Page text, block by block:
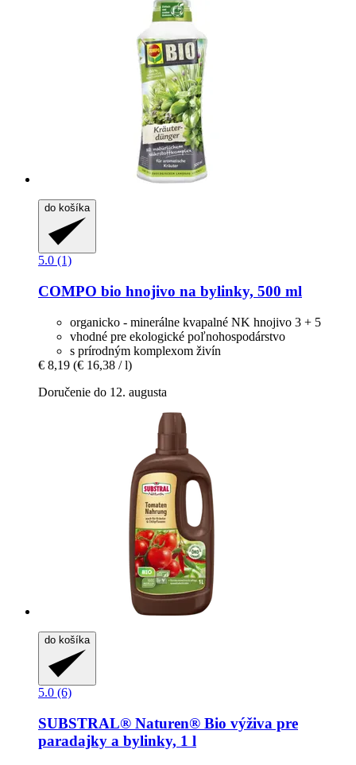
do košíka
5.0 (1)
COMPO bio hnojivo na bylinky, 500 ml
organicko - minerálne kvapalné NK hnojivo 3 + 5
vhodné pre ekologické poľnohospodárstvo
s prírodným komplexom živín
€ 8,19 (€ 16,38 / l)
Doručenie do 12. augusta
do košíka
5.0 (6)
SUBSTRAL® Naturen® Bio výživa pre
paradajky a bylinky, 1 l